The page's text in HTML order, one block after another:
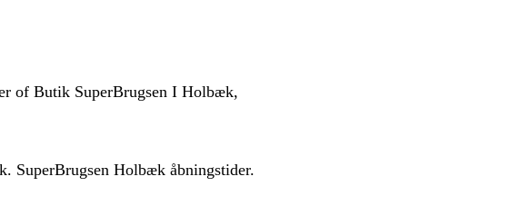
of Butik SuperBrugsen I Holbæk,
SuperBrugsen Holbæk åbningstider.